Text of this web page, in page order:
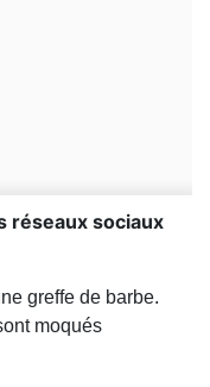
réseaux sociaux
greffe de barbe.
moqués